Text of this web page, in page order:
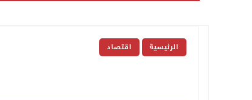
الرئيسية اقتصاد